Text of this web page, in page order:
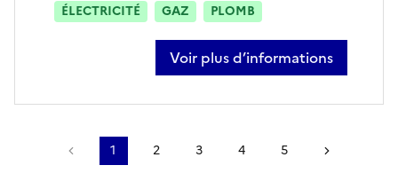
ÉLECTRICITÉ
GAZ PLOMB
Voir plus d’informations
sur reynald leduc
Page précédente
1 2 3 4 5